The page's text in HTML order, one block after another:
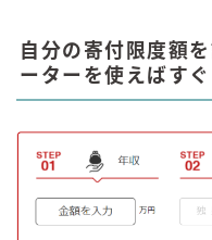
自分の寄付限度額
ーターを使えばすぐ